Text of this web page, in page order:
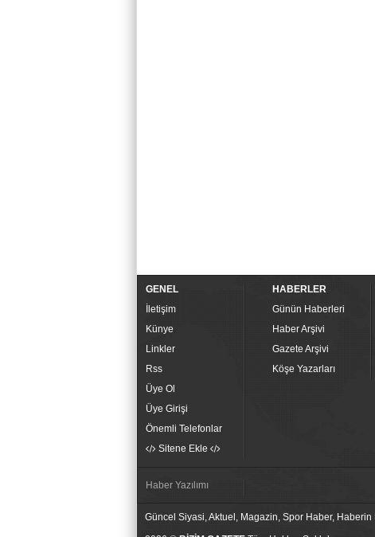
GENEL
İletişim
Künye
Linkler
Rss
Üye Ol
Üye Girişi
Önemli Telefonlar
Sitene Ekle
HABERLER
Günün Haberleri
Haber Arşivi
Gazete Arşivi
Köşe Yazarları
Haber Yazılımı
Güncel Siyasi, Aktuel, Magazin, Spor Haber, Haberin